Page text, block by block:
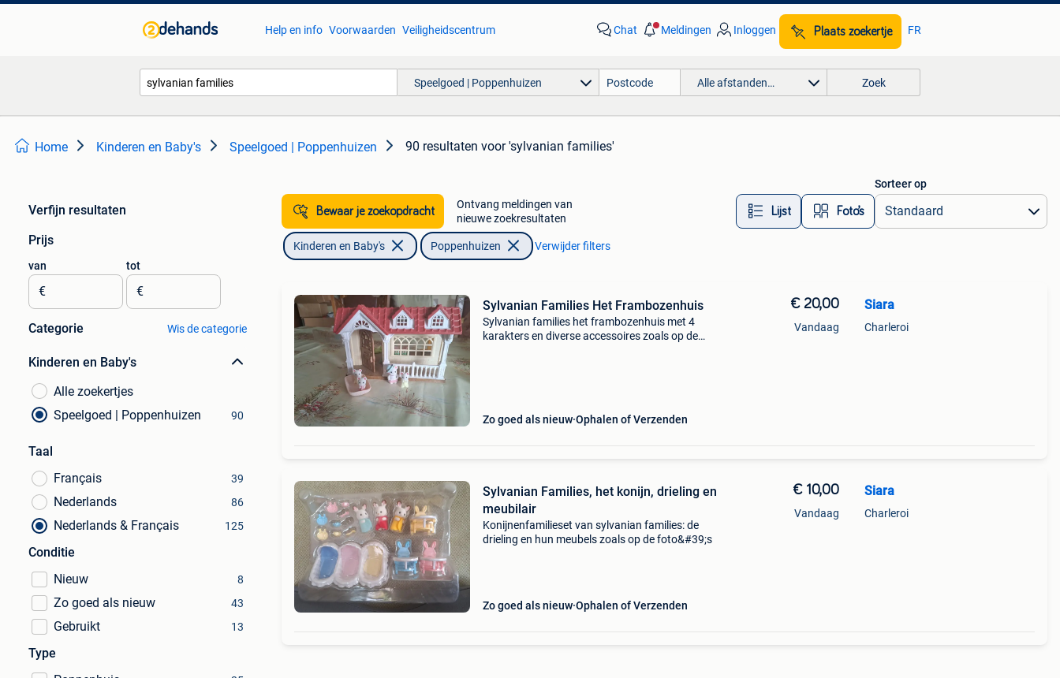
Help en info Voorwaarden Veiligheidscentrum Chat Meldingen Inloggen Plaats zoekertje FR
Speelgoed | Poppenhuizen Alle afstanden… Zoek
Home Kinderen en Baby's Speelgoed | Poppenhuizen 90 resultaten voor 'sylvanian families'
Verfijn resultaten
Prijs
van
€
tot
€
Categorie Wis de categorie
Kinderen en Baby's
Alle zoekertjes
Speelgoed | Poppenhuizen
90
Taal
Français
39
Nederlands 86
Nederlands & Français 125
Conditie
Nieuw
8
Zo goed als nieuw 43
Gebruikt 13
Type
Bewaar je zoekopdracht
Ontvang meldingen van
nieuwe zoekresultaten
Lijst Foto’s
Sorteer op
Kinderen en Baby's Poppenhuizen Verwijder filters
Sylvanian Families Het Frambozenhuis
Sylvanian families het frambozenhuis met 4
karakters en diverse accessoires zoals op de
Zo goed als nieuw Ophalen of Verzenden
€ 20,00
Vandaag
Siara
Charleroi
Sylvanian Families, het konijn, drieling en
meubilair
Konijnenfamilieset van sylvanian families: de
drieling en hun meubels zoals op de foto&#39;s
Zo goed als nieuw Ophalen of Verzenden
€ 10,00
Vandaag
Siara
Charleroi